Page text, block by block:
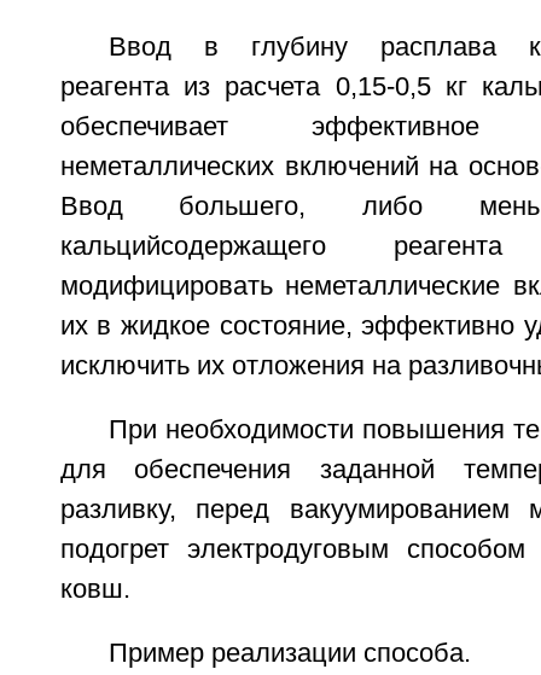
Ввод в глубину расплава
реагента из расчета 0,15-0,5 кг
обеспечивает эффективное
неметаллических включений на
Ввод большего, либо
кальцийсодержащего
модифицировать неметаллические
их в жидкое состояние, эффективно
исключить их отложения на
При необходимости повышения
для обеспечения заданной
разливку, перед
подогрет электродуговым
ковш.
Пример реализации способа.